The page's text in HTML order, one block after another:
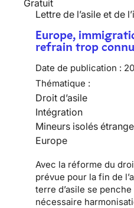
Gratuit
Lettre de l’asile et de
Europe,
refrain trop
Date de publication :
Thématique :
Droit d’asile
Intégration
Mineurs isolés
Europe
Avec la réforme du
prévue pour la fin de
terre d’asile se
nécessaire